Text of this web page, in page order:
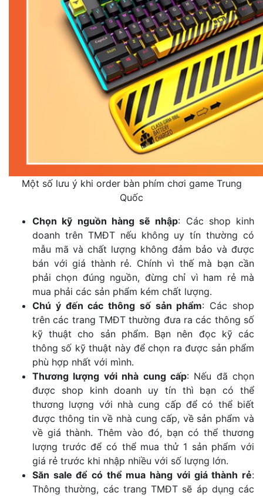
Một số lưu ý khi order bàn phím chơi game Trung
Quốc
Chọn kỹ nguồn hàng sẽ nhập: Các shop kinh
doanh trên TMĐT nếu không uy tín thường có
mẫu mã và chất lượng không đảm bảo và được
bán với giá thành rẻ. Chính vì thế mà bạn cần
phải chọn đúng nguồn, đừng chỉ vì ham rẻ mà
mua phải các sản phẩm kém chất lượng.
Chú ý đến các thông số sản phẩm: Các shop
trên các trang TMĐT thường đưa ra các thông số
kỹ thuật cho sản phẩm. Bạn nên đọc kỹ các
thông số kỹ thuật này để chọn ra được sản phẩm
phù hợp nhất với mình.
Thương lượng với nhà cung cấp: Nếu đã chọn
được shop kinh doanh uy tín thì bạn có thể
thương lượng với nhà cung cấp để có thể biết
được thông tin về nhà cung cấp, về sản phẩm và
về giá thành. Thêm vào đó, bạn có thể thương
lượng trước để có thể mua thử 1 sản phẩm với
giá rẻ trước khi nhập nhiều với số lượng lớn.
Săn sale để có thể mua hàng với giá thành rẻ:
Thông thường, các trang TMĐT sẽ áp dụng các